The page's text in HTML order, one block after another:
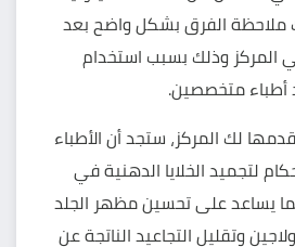
ملاحظة الفرق بشكل واضح بعد
المركز وذلك بسبب استخدام
أطباء متخصصين.
لك المركز، ستجد أن الأطباء
لتجميد الخلايا الدهنية في
يساعد على تحسين مظهر الجلد
وتقليل التجاعيد الناتجة عن